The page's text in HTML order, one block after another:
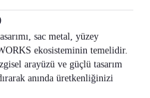
sac metal, yüzey
ekosisteminin temelidir.
arayüzü ve güçlü tasarım
anında üretkenliğinizi